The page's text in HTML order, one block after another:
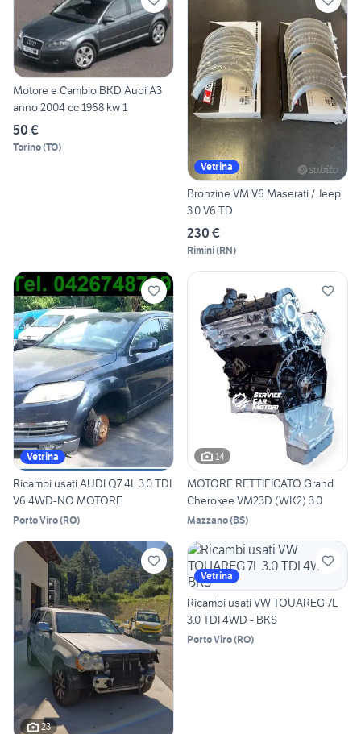
Motore e Cambio BKD Audi A3
anno 2004 cc 1968 kw 1
50 €
Torino(TO)
Vetrina
Bronzine VM V6 Maserati / Jeep
3.0 V6 TD
230 €
Rimini(RN)
Vetrina
Ricambi usati AUDI Q7 4L 3.0 TDI
V6 4WD-NO MOTORE
Porto Viro(RO)
14
MOTORE RETTIFICATO Grand
Cherokee VM23D (WK2) 3.0
Mazzano(BS)
23
Vetrina
Ricambi usati VW TOUAREG 7L
3.0 TDI 4WD - BKS
Porto Viro(RO)